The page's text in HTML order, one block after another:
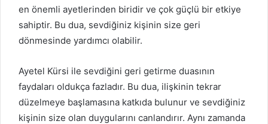
en önemli ayetlerinden biridir ve çok güçlü bir etkiye
sahiptir. Bu dua, sevdiğiniz kişinin size geri
dönmesinde yardımcı olabilir.
Ayetel Kürsi ile sevdiğini geri getirme duasının
faydaları oldukça fazladır. Bu dua, ilişkinin tekrar
düzelmeye başlamasına katkıda bulunur ve sevdiğiniz
kişinin size olan duygularını canlandırır. Aynı zamanda